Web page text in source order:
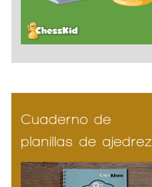
Cuaderno de
planillas de ajedrez